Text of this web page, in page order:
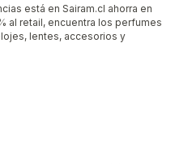
está en Sairam.cl ahorra en
al retail, encuentra los perfumes
lentes, accesorios y